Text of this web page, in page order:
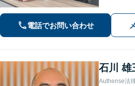
者さまの
ドバイス
相談くだ
駅5分】
電話でお問い合わせ
石川 雄
Authense法